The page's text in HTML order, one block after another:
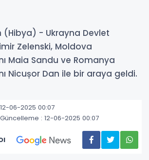
(Hibya) - Ukrayna Devlet
Zelenski, Moldova
Maia Sandu ve Romanya
Nicușor Dan ile bir araya geldi.
12-06-2025 00:07
Güncelleme : 12-06-2025 00:07